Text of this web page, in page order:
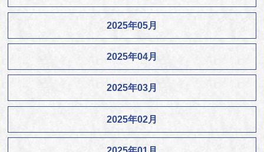
2025年05月
2025年04月
2025年03月
2025年02月